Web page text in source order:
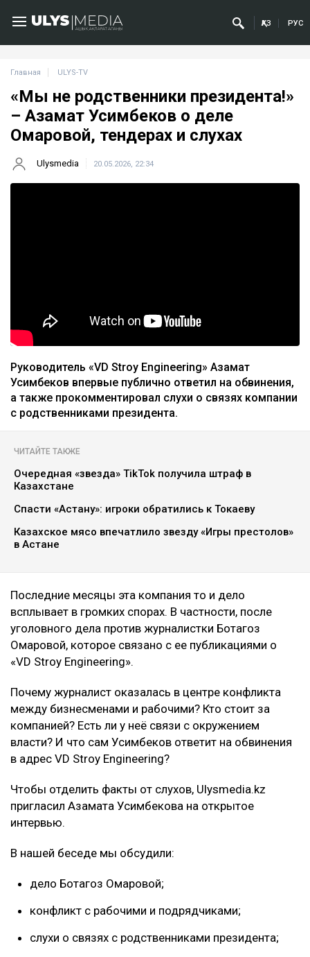
ҚАЗ РУС
Главная ULYS-TV
«Мы не родственники президента!»
– Азамат Усимбеков о деле
Омаровой, тендерах и слухах
Ulysmedia 20.05.2026, 22:34
Руководитель «VD Stroy Engineering» Азамат
Усимбеков впервые публично ответил на обвинения,
а также прокомментировал слухи о связях компании
с родственниками президента.
ЧИТАЙТЕ ТАКЖЕ
Очередная «звезда» TikTok получила штраф в
Казахстане
Спасти «Астану»: игроки обратились к Токаеву
Казахское мясо впечатлило звезду «Игры престолов»
в Астане
Последние месяцы эта компания то и дело
всплывает в громких спорах. В частности, после
уголовного дела против журналистки Ботагоз
Омаровой, которое связано с ее публикациями о
«VD Stroy Engineering».
Почему журналист оказалась в центре конфликта
между бизнесменами и рабочими? Кто стоит за
компанией? Есть ли у неё связи с окружением
власти? И что сам Усимбеков ответит на обвинения
в адрес VD Stroy Engineering?
Чтобы отделить факты от слухов, Ulysmedia.kz
пригласил Азамата Усимбекова на открытое
интервью.
В нашей беседе мы обсудили:
дело Ботагоз Омаровой;
конфликт с рабочими и подрядчиками;
слухи о связях с родственниками президента;